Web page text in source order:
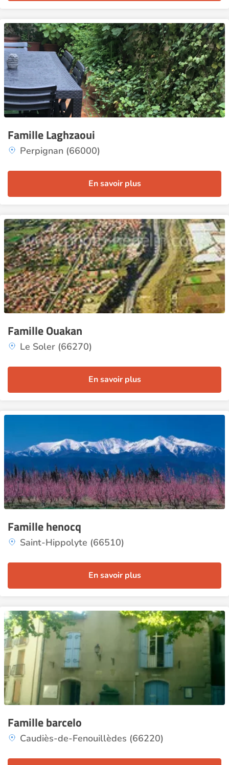
Famille Laghzaoui
Perpignan (66000)
En savoir plus
Famille Ouakan
Le Soler (66270)
En savoir plus
Famille henocq
Saint-Hippolyte (66510)
En savoir plus
Famille barcelo
Caudiès-de-Fenouillèdes (66220)